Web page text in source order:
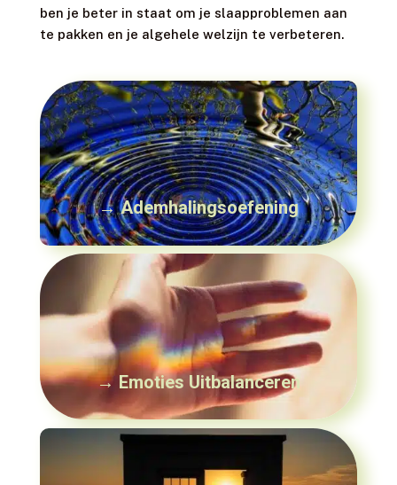
ben je beter in staat om je slaapproblemen aan
te pakken en je algehele welzijn te verbeteren.
→ Ademhalingsoefening
→ Emoties Uitbalanceren